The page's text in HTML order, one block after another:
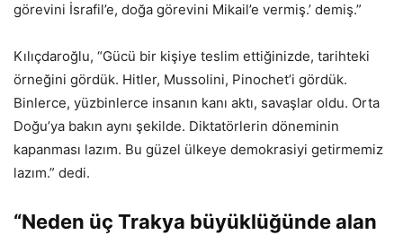
görevini İsrafil’e, doğa görevini Mikail’e vermiş.’ demiş.”
Kılıçdaroğlu, “Gücü bir kişiye teslim ettiğinizde, tarihteki
örneğini gördük. Hitler, Mussolini, Pinochet’i gördük.
Binlerce, yüzbinlerce insanın kanı aktı, savaşlar oldu. Orta
Doğu’ya bakın aynı şekilde. Diktatörlerin döneminin
kapanması lazım. Bu güzel ülkeye demokrasiyi getirmemiz
lazım.” dedi.
“Neden üç Trakya büyüklüğünde alan